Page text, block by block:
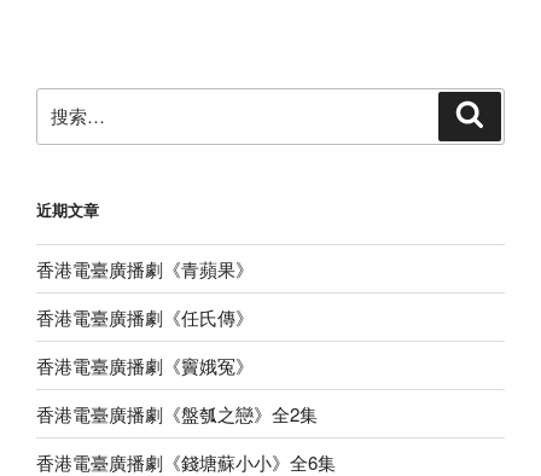
索：
近期文章
香港電臺廣播劇《青蘋果》
香港電臺廣播劇《任氏傳》
香港電臺廣播劇《竇娥冤》
香港電臺廣播劇《盤瓠之戀》全2集
香港電臺廣播劇《錢塘蘇小小》全6集